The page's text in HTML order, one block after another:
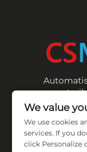
We value
We use cookies
services. If you
click Personalize